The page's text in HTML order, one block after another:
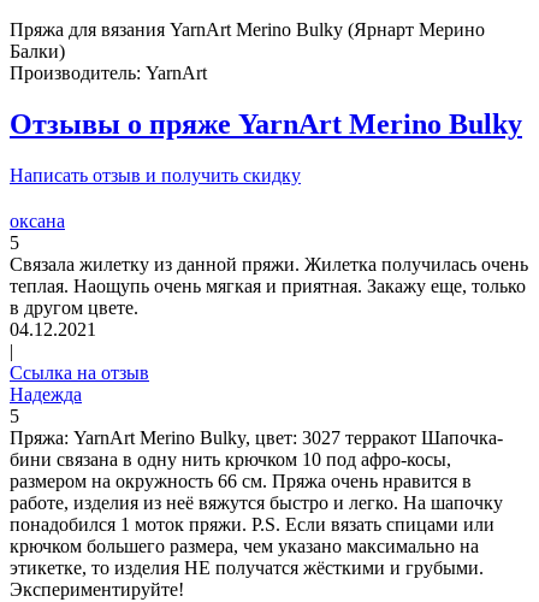
Пряжа для вязания YarnArt Merino Bulky (Ярнарт Мерино
Балки)
Производитель: YarnArt
Отзывы о пряже YarnArt Merino Bulky
Написать отзыв и получить скидку
оксана
5
Связала жилетку из данной пряжи. Жилетка получилась очень
теплая. Наощупь очень мягкая и приятная. Закажу еще, только
в другом цвете.
04.12.2021
|
Ссылка на отзыв
Надежда
5
Пряжа: YarnArt Merino Bulky, цвет: 3027 терракот Шапочка-
бини связана в одну нить крючком 10 под афро-косы,
размером на окружность 66 см. Пряжа очень нравится в
работе, изделия из неё вяжутся быстро и легко. На шапочку
понадобился 1 моток пряжи. P.S. Если вязать спицами или
крючком большего размера, чем указано максимально на
этикетке, то изделия НЕ получатся жёсткими и грубыми.
Экспериментируйте!